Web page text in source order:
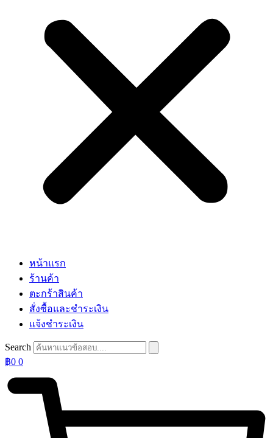
หน้าแรก
ร้านค้า
ตะกร้าสินค้า
สั่งซื้อและชำระเงิน
แจ้งชำระเงิน
Search
฿0 0